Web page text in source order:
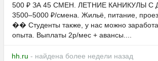
500 ₽ ЗА 45 СМЕН. ЛЕТНИЕ КАНИКУЛЫ С
3500–5000 ₽/смена. Жильё, питание,
�‍� Студенты также, у нас можно
опыта. Выплаты 2р/мес + авансы....
hh.ru - найдена более недели назад